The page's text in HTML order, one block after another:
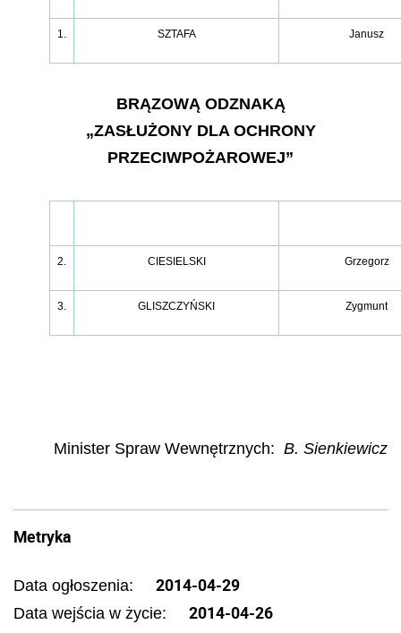
1. SZTAFA Janusz
BRĄZOWĄ ODZNAKĄ
„ZASŁUŻONY DLA OCHRONY
PRZECIWPOŻAROWEJ”
2. CIESIELSKI Grzegorz
3. GLISZCZYŃSKI Zygmunt
Minister Spraw Wewnętrznych: B. Sienkiewicz
Metryka
Data ogłoszenia: 2014-04-29
Data wejścia w życie: 2014-04-26